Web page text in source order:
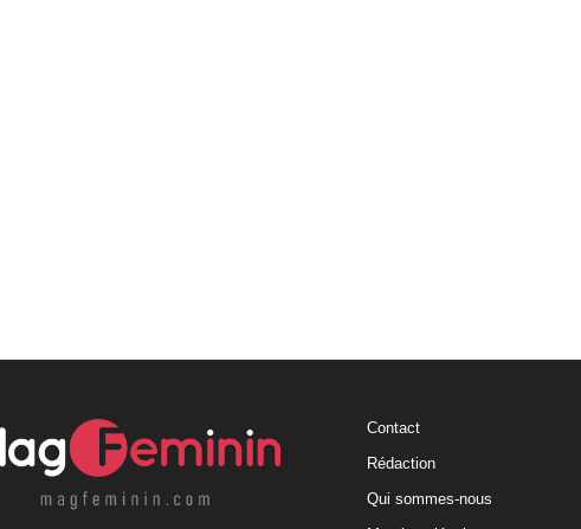
Contact
Rédaction
Qui sommes-nous